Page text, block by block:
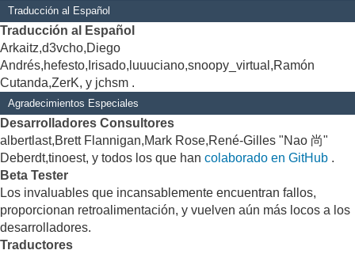
Traducción al Español
Traducción al Español
Arkaitz,d3vcho,Diego
Andrés,hefesto,Irisado,luuuciano,snoopy_virtual,Ramón
Cutanda,ZerK, y jchsm .
Agradecimientos Especiales
Desarrolladores Consultores
albertlast,Brett Flannigan,Mark Rose,René-Gilles "Nao 尚"
Deberdt,tinoest, y todos los que han colaborado en GitHub .
Beta Tester
Los invaluables que incansablemente encuentran fallos,
proporcionan retroalimentación, y vuelven aún más locos a los
desarrolladores.
Traductores